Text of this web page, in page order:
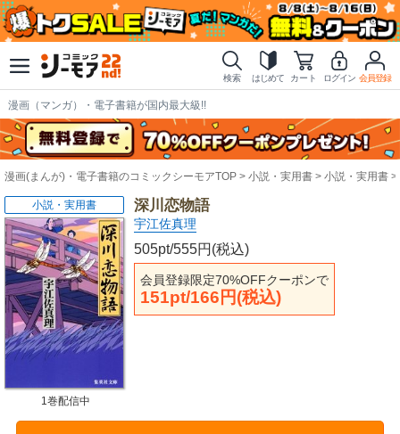
検索 はじめて カート ログイン 会員登録
漫画（マンガ）・電子書籍が国内最大級!!
漫画(まんが)・電子書籍のコミックシーモアTOP 小説・実用書 小説・実用書
深川恋物語
宇江佐真理
505pt/555円(税込)
会員登録限定70%OFFクーポンで
151pt/166円(税込)
小説・実用書
1巻配信中